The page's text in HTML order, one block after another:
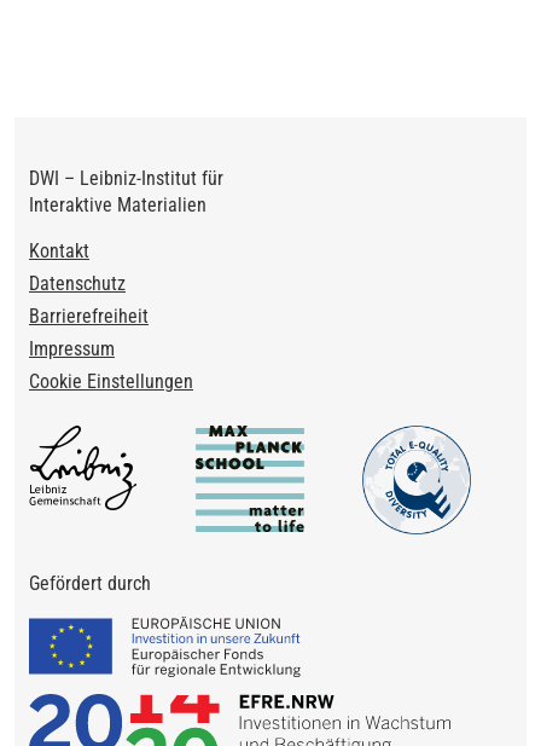
DWI – Leibniz-Institut für
Interaktive Materialien
Footer
Kontakt
Datenschutz
Barrierefreiheit
Impressum
Cookie Einstellungen
Gefördert durch